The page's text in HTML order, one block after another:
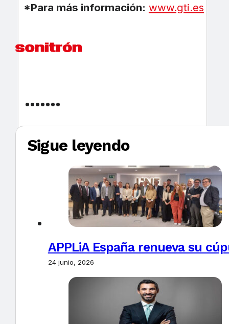
*Para más información: www.gti.es
Sigue leyendo
APPLiA España renueva su
24 junio, 2026